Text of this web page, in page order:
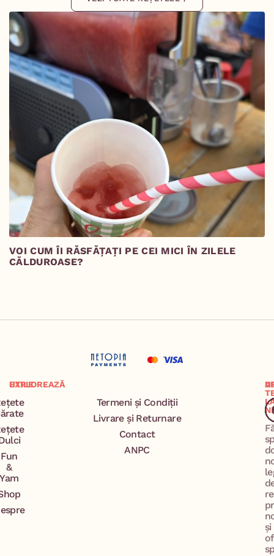
VOI CUM ÎI RĂSFĂȚAȚI PE CEI MICI ÎN ZILELE
CĂLDUROASE?
EXPLOREAZĂ
Fun
&
Yam
UTILE
Termeni și Condiții
Livrare și Returnare
Contact
ANPC
și